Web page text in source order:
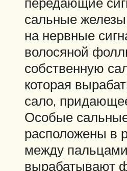
сальные
на нервные
волосяной
собственную
которая
сало,
Особые
расположены в
между
вырабатывают